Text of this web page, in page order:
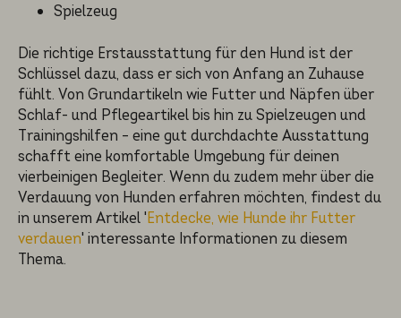
Spielzeug
Die richti­ge Erstaus­stat­tung für den Hund ist der
Schlüs­sel dazu, dass er sich von Anfang an Zuhause
fühlt. Von Grundar­ti­keln wie Futter und Näpfen über
Schlaf- und Pflege­ar­ti­kel bis hin zu Spielzeu­gen und
Trainings­hil­fen – eine gut durchdach­te Ausstat­tung
schafft eine komfor­ta­ble Umgebung für deinen
vierbei­ni­gen Beglei­ter. Wenn du zudem mehr über die
Verdau­ung von Hunden erfahren möchten, findest du
in unserem Artikel 'Entdecke, wie Hunde ihr Futter
verdauen' interes­san­te Informa­tio­nen zu diesem
Thema.